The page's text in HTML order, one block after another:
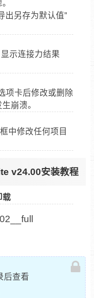
出另存为默认值”
示连接力结果
项卡后修改或删除
崩溃。
中修改任何项目
v24.00安装教程
载
后查看